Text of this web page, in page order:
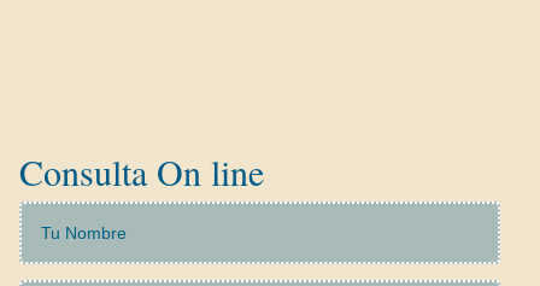
Consulta On line